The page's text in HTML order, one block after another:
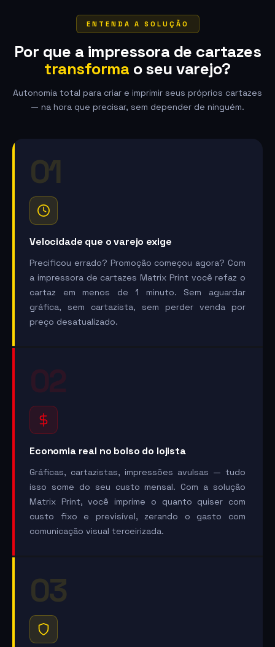
ENTENDA A SOLUÇÃO
Por que a impressora de cartazes
transforma o seu varejo?
Autonomia total para criar e imprimir seus próprios cartazes
— na hora que precisar, sem depender de ninguém.
01
Velocidade que o varejo exige
Precificou errado? Promoção começou agora? Com
a impressora de cartazes Matrix Print você refaz o
cartaz em menos de 1 minuto. Sem aguardar
gráfica, sem cartazista, sem perder venda por
preço desatualizado.
02
Economia real no bolso do lojista
Gráficas, cartazistas, impressões avulsas — tudo
isso some do seu custo mensal. Com a solução
Matrix Print, você imprime o quanto quiser com
custo fixo e previsível, zerando o gasto com
comunicação visual terceirizada.
03